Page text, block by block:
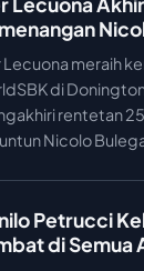
Lecuona meraih
di
rentetan
Nicolo
Petrucci
di Semua